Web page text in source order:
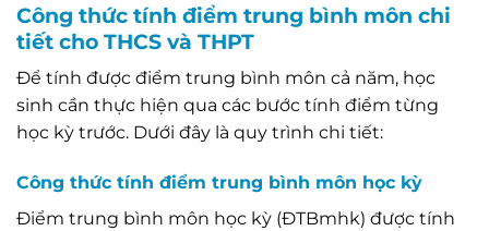
Công thức tính điểm trung bình môn chi
tiết cho THCS và THPT
Để tính được điểm trung bình môn cả năm, học
sinh cần thực hiện qua các bước tính điểm từng
học kỳ trước. Dưới đây là quy trình chi tiết:
Công thức tính điểm trung bình môn học kỳ
Điểm trung bình môn học kỳ (ĐTBmhk) được tính